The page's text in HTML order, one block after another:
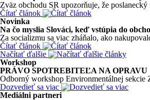
Zväz obchodu SR upozorňuje, že
Čítať článok
Novinka
Na čo myslia Slováci, keď vstúpia do
Za socializmu sa viac zháňalo, ako
Čítať článok
Načítať ďalšie
Workshop
PRÁVO SPOTREBITEĽA NA OPRAVU
Odborný workshop Environmentálnej sekcie
Dozvedieť sa viac
Mediálni partneri